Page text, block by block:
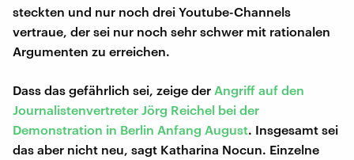
steckten und nur noch drei Youtube-Channels
vertraue, der sei nur noch sehr schwer mit rationalen
Argumenten zu erreichen.
Dass das gefährlich sei, zeige der Angriff auf den
Journalistenvertreter Jörg Reichel bei der
Demonstration in Berlin Anfang August. Insgesamt sei
das aber nicht neu, sagt Katharina Nocun. Einzelne